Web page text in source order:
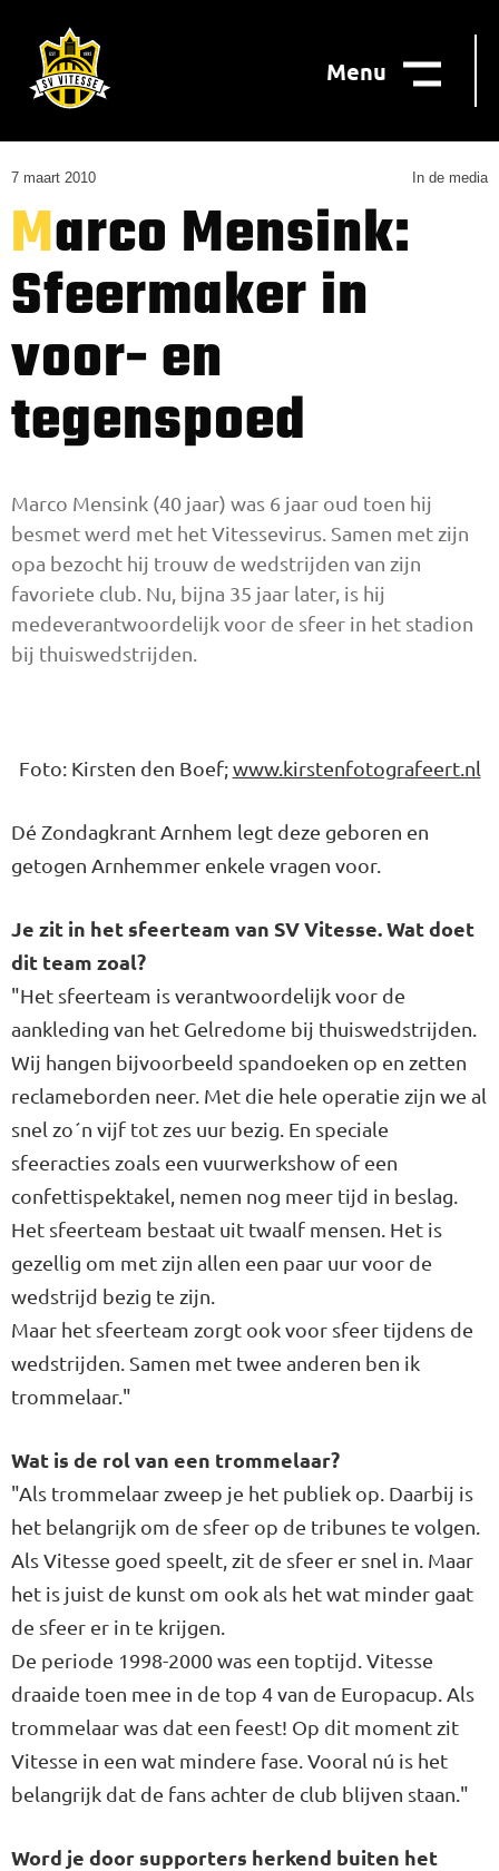
Menu
7 maart 2010 In de media
Marco Mensink:
Sfeermaker in
voor- en
tegenspoed
Marco Mensink (40 jaar) was 6 jaar oud toen hij
besmet werd met het Vitessevirus. Samen met zijn
opa bezocht hij trouw de wedstrijden van zijn
favoriete club. Nu, bijna 35 jaar later, is hij
medeverantwoordelijk voor de sfeer in het stadion
bij thuiswedstrijden.
Foto: Kirsten den Boef;www.kirstenfotografeert.nl
Dé Zondagkrant Arnhem legt deze geboren en
getogen Arnhemmer enkele vragen voor.
Je zit in het sfeerteam van SV Vitesse. Wat doet
dit team zoal?
"Het sfeerteam is verantwoordelijk voor de
aankleding van het Gelredome bij thuiswedstrijden.
Wij hangen bijvoorbeeld spandoeken op en zetten
reclameborden neer. Met die hele operatie zijn we al
snel zo´n vijf tot zes uur bezig. En speciale
sfeeracties zoals een vuurwerkshow of een
confettispektakel, nemen nog meer tijd in beslag.
Het sfeerteam bestaat uit twaalf mensen. Het is
gezellig om met zijn allen een paar uur voor de
wedstrijd bezig te zijn.
Maar het sfeerteam zorgt ook voor sfeer tijdens de
wedstrijden. Samen met twee anderen ben ik
trommelaar."
Wat is de rol van een trommelaar?
"Als trommelaar zweep je het publiek op. Daarbij is
het belangrijk om de sfeer op de tribunes te volgen.
Als Vitesse goed speelt, zit de sfeer er snel in. Maar
het is juist de kunst om ook als het wat minder gaat
de sfeer er in te krijgen.
De periode 1998-2000 was een toptijd. Vitesse
draaide toen mee in de top 4 van de Europacup. Als
trommelaar was dat een feest! Op dit moment zit
Vitesse in een wat mindere fase. Vooral nú is het
belangrijk dat de fans achter de club blijven staan."
Word je door supporters herkend buiten het